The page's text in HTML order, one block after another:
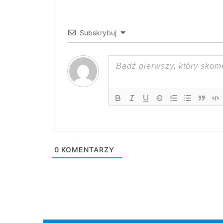
Subskrybuj
0 KOMENTARZY